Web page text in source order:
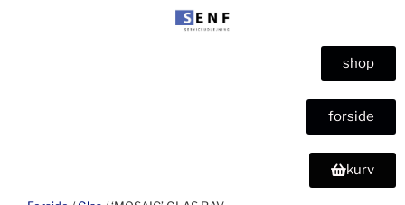
shop
forside
kurv